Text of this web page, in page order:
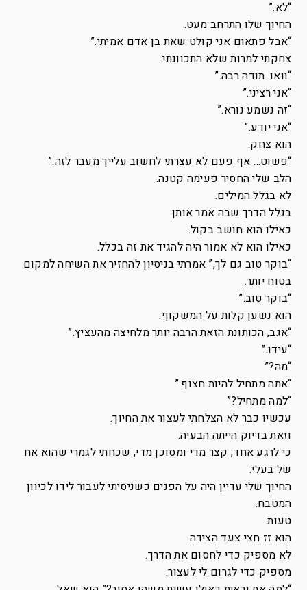
“לא.”
החיוך שלו התרחב מעט.
“אבל פתאום אני קולט שאת בן אדם אמיתי.”
צחקתי למרות שלא התכוונתי.
“וואו. תודה רבה.”
“אני רציני.”
“זה נשמע נורא.”
“אני יודע.”
הוא צחק.
“פשוט… אף פעם לא עצרתי לחשוב עלייך מעבר לזה.”
הלב שלי החסיר פעימה קטנה.
לא בגלל המילים.
בגלל הדרך שבה אמר אותן.
כאילו הוא חושב בקול.
כאילו הוא לא אמור היה להגיד את זה בכלל.
“בוקר טוב גם לך,” אמרתי בניסיון להחזיר את השיחה למקום
בטוח יותר.
“בוקר טוב.”
הוא נשען קלות על המשקוף.
“אגב, הכותונת הזאת הרבה יותר מלחיצה מהעציץ.”
“עידו.”
“מה?”
“אתה מתחיל להיות חצוף.”
“למה מתחיל?”
עכשיו כבר לא הצלחתי לעצור את החיוך.
וזאת בדיוק הייתה הבעיה.
כי לרגע אחד, קצר מדי ומסוכן מדי, שכחתי לגמרי שהוא אח
של בעלי.
החיוך שלי עדיין היה על הפנים כשניסיתי לעבור לידו לכיוון
המטבח.
טעות.
הוא זז חצי צעד הצידה.
לא מספיק כדי לחסום את הדרך.
מספיק כדי לגרום לי לעצור.